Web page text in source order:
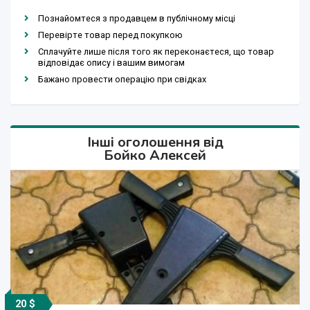
Познайомтеся з продавцем в публічному місці
Перевірте товар перед покупкою
Сплачуйте лише після того як переконаєтеся, що товар
відповідає опису і вашим вимогам
Бажано провести операцію при свідках
Інші оголошення від
Бойко Алексей
20 $
20 $
20 $
20 $ 20 $
20 $
20 $
20 $
20 $
20 $
20 $
20 $